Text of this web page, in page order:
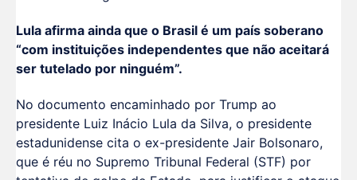
Lula afirma ainda que o Brasil é um país soberano
“com instituições independentes que não aceitará
ser tutelado por ninguém”.
No documento encaminhado por Trump ao
presidente Luiz Inácio Lula da Silva, o presidente
estadunidense cita o ex-presidente Jair Bolsonaro,
que é réu no Supremo Tribunal Federal (STF) por